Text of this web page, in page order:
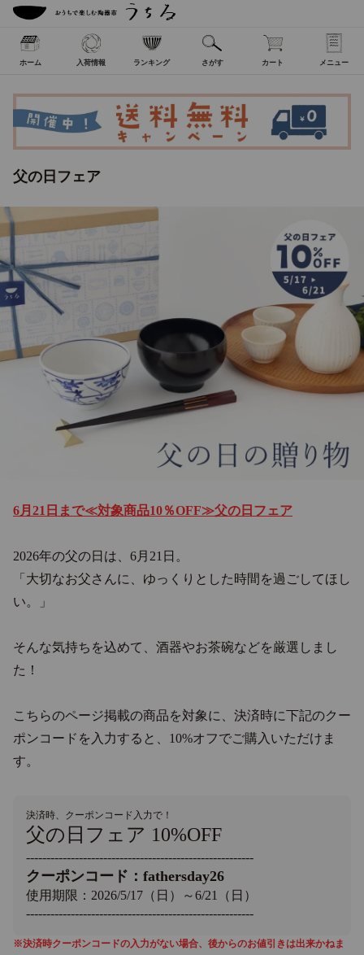
ホーム 入荷情報 ランキング さがす カート メニュー
父の日フェア
6月21日まで≪対象商品10％OFF≫父の日フェア
2026年の父の日は、6月21日。
「大切なお父さんに、ゆっくりとした時間を過ごしてほし
い。」
そんな気持ちを込めて、酒器やお茶碗などを厳選しまし
た！
こちらのページ掲載の商品を対象に、決済時に下記のクー
ポンコードを入力すると、10%オフでご購入いただけま
す。
決済時、クーポンコード入力で！
父の日フェア 10%OFF
--------------------------------------------------------
クーポンコード：fathersday26
使用期限：2026/5/17（日）～6/21（日）
--------------------------------------------------------
※決済時クーポンコードの入力がない場合、後からのお値引きは出来かねま